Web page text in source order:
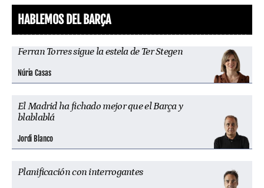
HABLEMOS DEL BARÇA
Ferran Torres sigue la estela de Ter Stegen
Núria Casas
El Madrid ha fichado mejor que el Barça y
blablablá
Jordi Blanco
Planificación con interrogantes